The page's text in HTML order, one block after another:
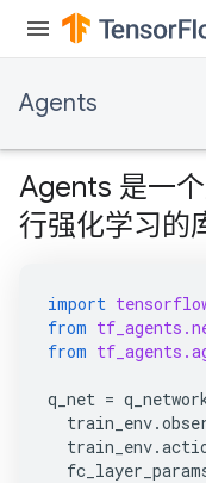
Agents
Agents 是一
行强化学习的
import
from
from
q_net =
train_env.
train_env.